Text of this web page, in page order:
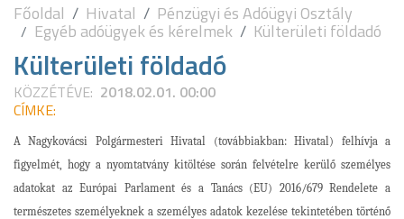
Főoldal Hivatal Pénzügyi és Adóügyi Osztály
Egyéb adóügyek és kérelmek Külterületi földadó
Külterületi földadó
KÖZZÉTÉVE: 2018.02.01. 00:00
CÍMKE:
A Nagykovácsi Polgármesteri Hivatal (továbbiakban: Hivatal) felhívja a
figyelmét, hogy a nyomtatvány kitöltése során felvételre kerülő személyes
adatokat az Európai Parlament és a Tanács (EU) 2016/679 Rendelete a
természetes személyeknek a személyes adatok kezelése tekintetében történő